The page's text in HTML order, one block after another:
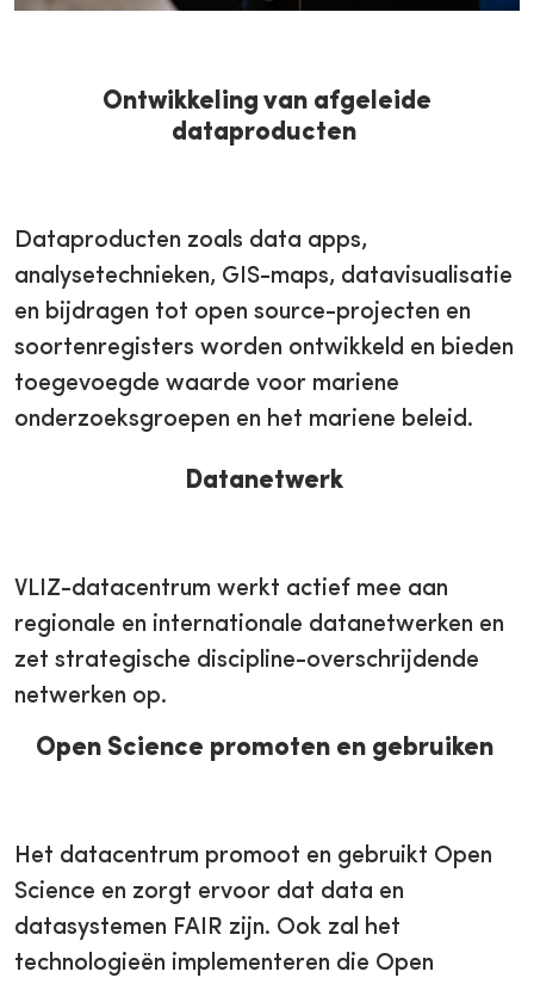
Ontwikkeling van afgeleide
dataproducten
Dataproducten zoals data apps,
analysetechnieken, GIS-maps, datavisualisatie
en bijdragen tot open source-projecten en
soortenregisters worden ontwikkeld en bieden
toegevoegde waarde voor mariene
onderzoeksgroepen en het mariene beleid.
Datanetwerk
VLIZ-datacentrum werkt actief mee aan
regionale en internationale datanetwerken en
zet strategische discipline-overschrijdende
netwerken op.
Open Science promoten en gebruiken
Het datacentrum promoot en gebruikt Open
Science en zorgt ervoor dat data en
datasystemen FAIR zijn. Ook zal het
technologieën implementeren die Open